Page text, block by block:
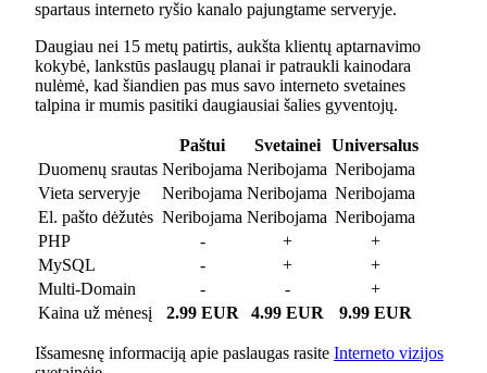
spartaus interneto ryšio kanalo pajungtame serveryje.
Daugiau nei 15 metų patirtis, aukšta klientų aptarnavimo
kokybė, lankstūs paslaugų planai ir patraukli kainodara
nulėmė, kad šiandien pas mus savo interneto svetaines
talpina ir mumis pasitiki daugiausiai šalies gyventojų.
Paštui Svetainei
Universalus
Duomenų srautas Neribojama Neribojama Neribojama
Vieta serveryje
Neribojama Neribojama Neribojama
El. pašto dėžutės Neribojama Neribojama Neribojama
PHP
- +
+
MySQL
- +
+
Multi-Domain
- -
+
Kaina už mėnesį
2.99 EUR 4.99 EUR 9.99 EUR
Išsamesnę informaciją apie paslaugas rasite Interneto vizijos